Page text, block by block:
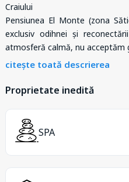
Craiului
Pensiunea El Monte (zona
exclusiv odihnei și
atmosferă calmă, nu acceptăm
citește toată descrierea
Proprietate inedită
SPA